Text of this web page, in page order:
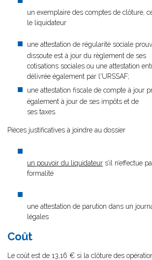
un exemplaire des comptes de clôture,
le liquidateur
une attestation de régularité sociale
dissoute est à jour du règlement de ses
cotisations sociales ou une attestation
délivrée également par l'URSSAF;
une attestation fiscale de compte à jour
également à jour de ses impôts et de
ses taxes.
Pièces justificatives à joindre au dossier
un pouvoir du liquidateur s’il n’effectue
formalité
une attestation de parution dans un
légales
Coût
Le coût est de 13,16 € si la clôture des